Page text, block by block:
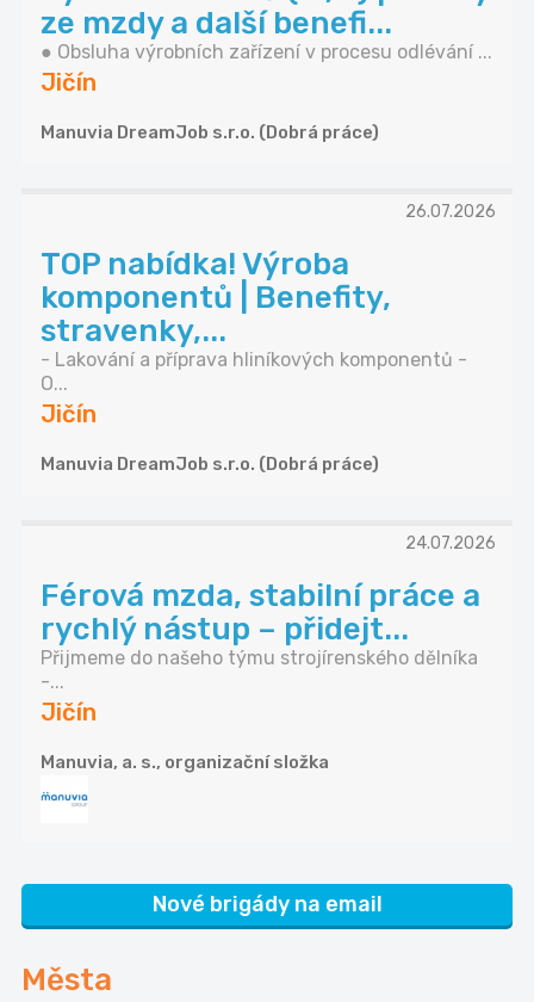
ze mzdy a další benefi...
● Obsluha výrobních zařízení v procesu odlévání ...
Jičín
Manuvia DreamJob s.r.o. (Dobrá práce)
26.07.2026
TOP nabídka! Výroba
komponentů | Benefity,
stravenky,...
- Lakování a příprava hliníkových komponentů -
O...
Jičín
Manuvia DreamJob s.r.o. (Dobrá práce)
24.07.2026
Férová mzda, stabilní práce a
rychlý nástup – přidejt...
Přijmeme do našeho týmu strojírenského dělníka
-...
Jičín
Manuvia, a. s., organizační složka
Nové brigády na email
Města